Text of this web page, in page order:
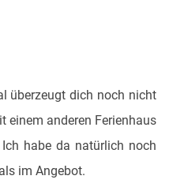
überzeugt dich noch nicht
einem anderen Ferienhaus
habe da natürlich noch
im Angebot.